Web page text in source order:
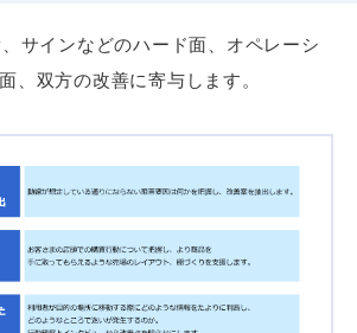
サインなどのハード面、オペレーシ
、双方の改善に寄与します。